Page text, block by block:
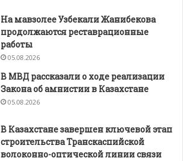
На мавзолее Узбекали Жанибекова
продолжаются реставрационные
работы
05.08.2026
В МВД рассказали о ходе реализации
Закона об амнистии в Казахстане
05.08.2026
В Казахстане завершен ключевой этап
строительства Транскаспийской
волоконно-оптической линии связи